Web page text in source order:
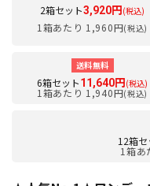
2箱セット3,920円 (税込)
1箱あたり 1,960円(税込)
送料無料
6箱セット11,640円 (税込)
1箱あたり 1,940円(税込)
12箱セ
1箱あ